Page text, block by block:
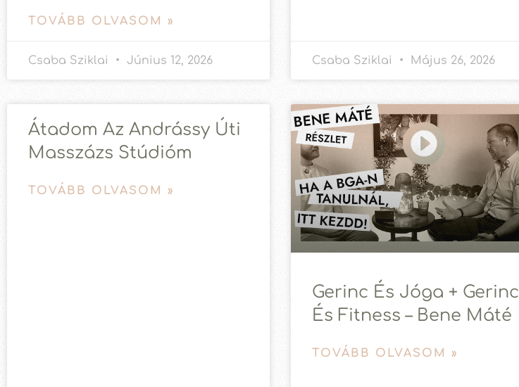
TOVÁBB OLVASOM »
Csaba Sziklai Június 12, 2026 Csaba Sziklai Május 26, 2026
Átadom Az Andrássy Úti
Masszázs Stúdióm
TOVÁBB OLVASOM »
Gerinc És Jóga + Gerinc
És Fitness – Bene Máté
TOVÁBB OLVASOM »